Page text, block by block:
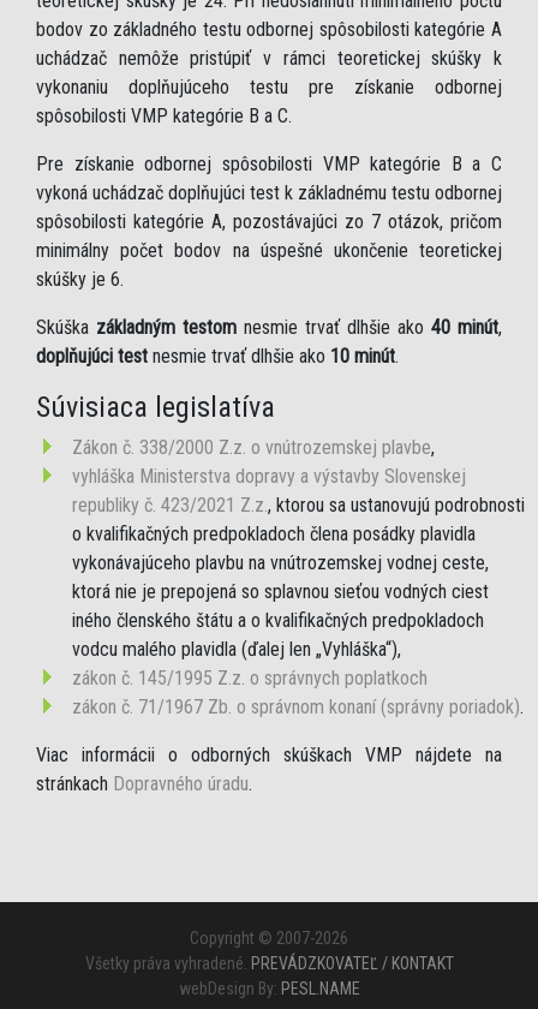
bodov zo základného testu odbornej spôsobilosti kategórie A
uchádzač nemôže pristúpiť v rámci teoretickej skúšky k
vykonaniu doplňujúceho testu pre získanie odbornej
spôsobilosti VMP kategórie B a C.
Pre získanie odbornej spôsobilosti VMP kategórie B a C
vykoná uchádzač doplňujúci test k základnému testu odbornej
spôsobilosti kategórie A, pozostávajúci zo 7 otázok, pričom
minimálny počet bodov na úspešné ukončenie teoretickej
skúšky je 6.
Skúška základným testom nesmie trvať dlhšie ako 40 minút,
doplňujúci test nesmie trvať dlhšie ako 10 minút.
Súvisiaca legislatíva
Zákon č. 338/2000 Z.z. o vnútrozemskej plavbe,
vyhláška Ministerstva dopravy a výstavby Slovenskej
republiky č. 423/2021 Z.z., ktorou sa ustanovujú podrobnosti
o kvalifikačných predpokladoch člena posádky plavidla
vykonávajúceho plavbu na vnútrozemskej vodnej ceste,
ktorá nie je prepojená so splavnou sieťou vodných ciest
iného členského štátu a o kvalifikačných predpokladoch
vodcu malého plavidla (ďalej len „Vyhláška“),
zákon č. 145/1995 Z.z. o správnych poplatkoch
zákon č. 71/1967 Zb. o správnom konaní (správny poriadok).
Viac informácii o odborných skúškach VMP nájdete na
stránkach Dopravného úradu.
Copyright © 2007-2026
Všetky práva vyhradené. PREVÁDZKOVATEĽ / KONTAKT
webDesign By: PESL.NAME